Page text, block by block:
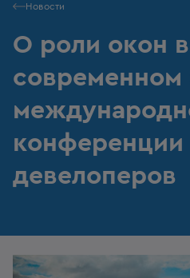
Новости
О роли окон в
современном
конференции
девелоперов